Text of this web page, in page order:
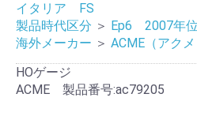
イタリア FS
製品時代区分 ＞ Ep6 2007年
海外メーカー ＞ ACME（アクメ
HOゲージ
ACME 製品番号:ac79205